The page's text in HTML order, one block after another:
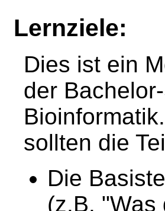
Lernziele:
Dies ist ein
der
sollten die
Die
(z.B. "Was